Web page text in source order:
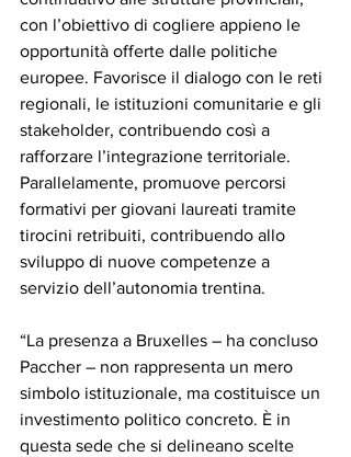
con l’obiettivo di cogliere appieno le
opportunità offerte dalle politiche
europee. Favorisce il dialogo con le reti
regionali, le istituzioni comunitarie e gli
stakeholder, contribuendo così a
rafforzare l’integrazione territoriale.
Parallelamente, promuove percorsi
formativi per giovani laureati tramite
tirocini retribuiti, contribuendo allo
sviluppo di nuove competenze a
servizio dell’autonomia trentina.
“La presenza a Bruxelles – ha concluso
Paccher – non rappresenta un mero
simbolo istituzionale, ma costituisce un
investimento politico concreto. È in
questa sede che si delineano scelte